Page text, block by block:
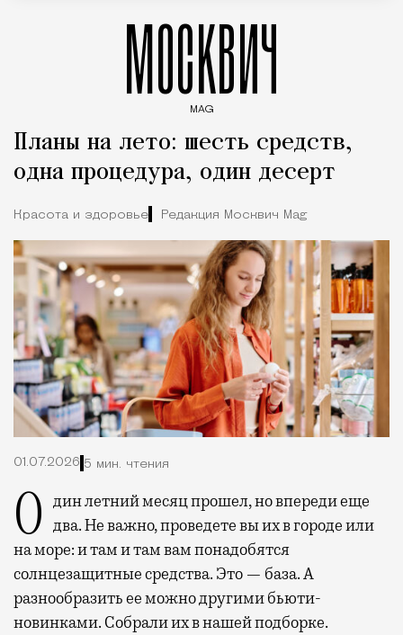
МОСКВИЧ
MAG
Планы на лето: шесть средств,
одна процедура, один десерт
Красота и здоровье Редакция Москвич Mag
01.07.2026 5 мин. чтения
Один летний месяц прошел, но впереди еще два. Не важно, проведете вы их в городе или
на море: и там и там вам понадобятся
солнцезащитные средства. Это — база. А
разнообразить ее можно другими бьюти-
новинками. Собрали их в нашей подборке.